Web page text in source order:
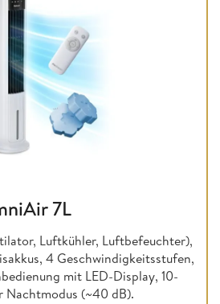
7L
Luftkühler, Luftbefeuchter),
4 Geschwindigkeitsstufen,
mit LED-Display, 10-
Nachtmodus (~40 dB).